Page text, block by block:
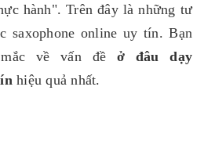
hành". Trên đây là những tư
saxophone online uy tín. Bạn
về vấn đề ở đâu dạy
hiệu quả nhất.